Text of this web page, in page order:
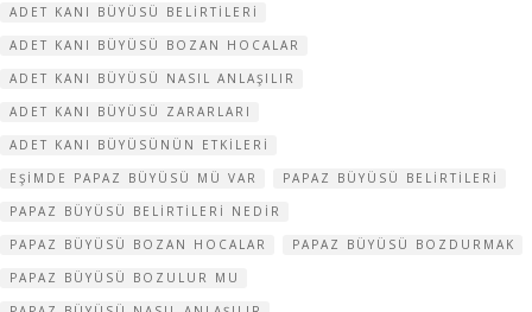
ADET KANI BÜYÜSÜ BELIRTILERI
ADET KANI BÜYÜSÜ BOZAN HOCALAR
ADET KANI BÜYÜSÜ NASIL ANLAŞILIR
ADET KANI BÜYÜSÜ ZARARLARI
ADET KANI BÜYÜSÜNÜN ETKILERI
EŞIMDE PAPAZ BÜYÜSÜ MÜ VAR
PAPAZ BÜYÜSÜ BELIRTILERI
PAPAZ BÜYÜSÜ BELIRTILERI NEDIR
PAPAZ BÜYÜSÜ BOZAN HOCALAR
PAPAZ BÜYÜSÜ BOZDURMAK
PAPAZ BÜYÜSÜ BOZULUR MU